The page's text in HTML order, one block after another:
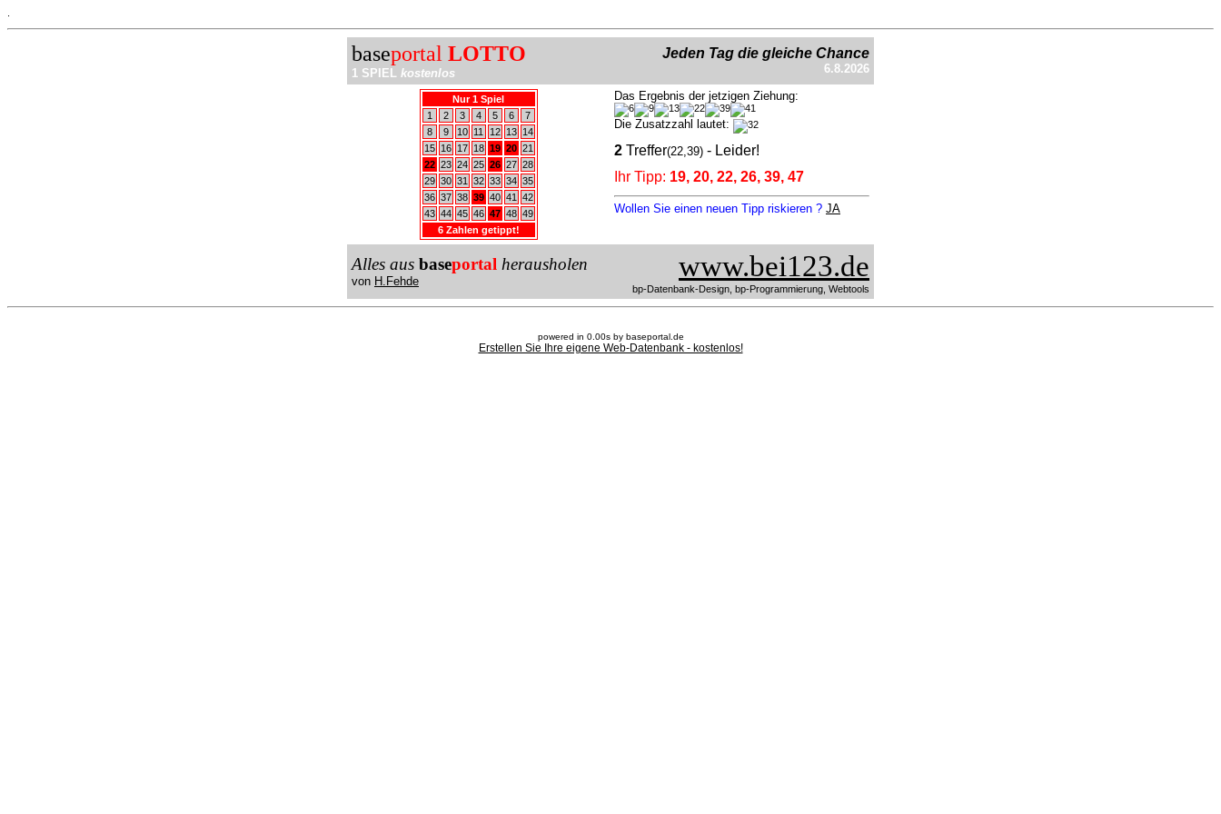
baseportal LOTTO
1 SPIEL kostenlos
Jeden Tag die gleiche Chance
6.8.2026
Nur 1 Spiel
1
2 3 4 5 6
7
8
9 10 11 12 13
14
15
16 17 18 19 20 21
22 23 24 25 26 27 28
29 30 31 32 33 34 35
36 37 38 39 40 41
42
43 44 45 46 47 48 49
6 Zahlen getippt!
Das Ergebnis der jetzigen Ziehung:
Die Zusatzzahl lautet:
2 Treffer(22,39) - Leider!
Ihr Tipp: 19, 20, 22, 26, 39, 47
Wollen Sie einen neuen Tipp riskieren ? JA
Alles aus baseportal herausholen
von H.Fehde www.bei123.de
bp-Datenbank-Design, bp-Programmierung, Webtools
powered in 0.00s by baseportal.de
Erstellen Sie Ihre eigene Web-Datenbank - kostenlos!